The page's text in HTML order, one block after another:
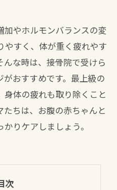
加やホルモンバランスの変
やすく、体が重く疲れやす
んな時は、接骨院で受けら
おすすめです。最上級の
体の疲れも取り除くこと
ちは、お腹の赤ちゃんと
りケアしましょう。
次